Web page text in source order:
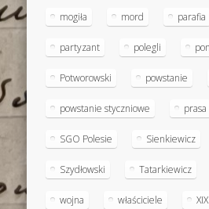
mogiła mord parafia
partyzant polegli
Potworowski powstanie
powstanie styczniowe prasa
SGO Polesie Sienkiewicz
Szydłowski Tatarkiewicz
wojna właściciele